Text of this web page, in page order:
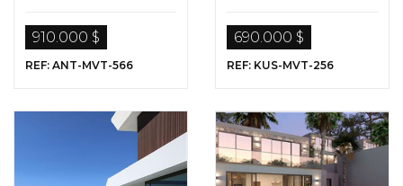
910.000 $
REF: ANT-MVT-566
690.000 $
REF: KUS-MVT-256